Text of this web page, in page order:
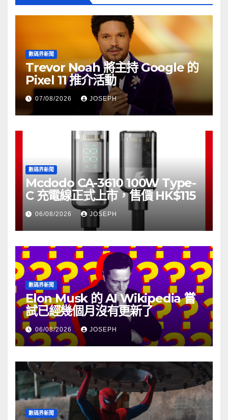
數碼界新聞
Trevor Noah 將主持 Google 的
Pixel 11 推介活動
07/08/2026 JOSEPH
數碼界新聞
Mcdodo CA-3610 100W Type-
C 充電線正式上市，售價 HK$115
06/08/2026 JOSEPH
數碼界新聞
Elon Musk 的 AI Wikipedia 嘗
試已經幾個月沒有更新了
06/08/2026 JOSEPH
數碼界新聞